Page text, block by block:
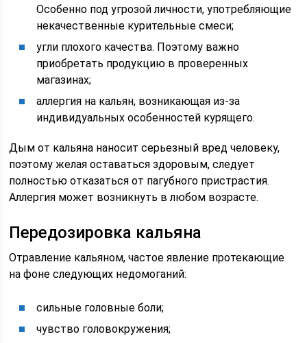
Особенно под угрозой личности, употребляющие
некачественные курительные смеси;
угли плохого качества. Поэтому важно
приобретать продукцию в проверенных
магазинах;
аллергия на кальян, возникающая из-за
индивидуальных особенностей курящего.
Дым от кальяна наносит серьезный вред человеку,
поэтому желая оставаться здоровым, следует
полностью отказаться от пагубного пристрастия.
Аллергия может возникнуть в любом возрасте.
Передозировка кальяна
Отравление кальяном, частое явление протекающие
на фоне следующих недомоганий:
сильные головные боли;
чувство головокружения;